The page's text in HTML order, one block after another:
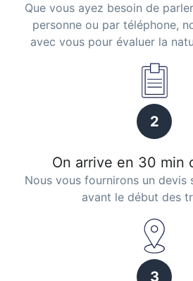
Que vous ayez besoin de
personne ou par téléphone,
avec vous pour évaluer la
2
On arrive en 30 min
Nous vous fournirons un devis
avant le début des
3